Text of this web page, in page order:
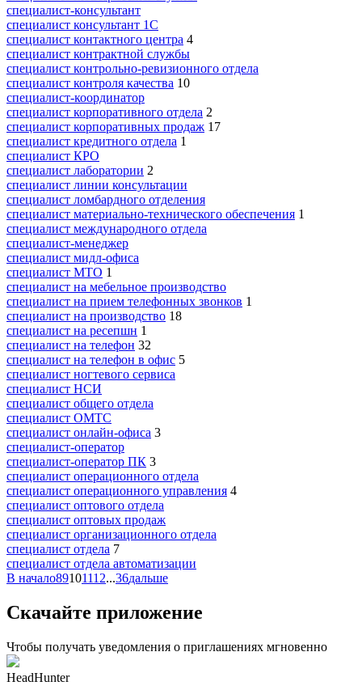
специалист-консультант
специалист консультант 1С
специалист контактного центра 4
специалист контрактной службы
специалист контрольно-ревизионного отдела
специалист контроля качества 10
специалист-координатор
специалист корпоративного отдела 2
специалист корпоративных продаж 17
специалист кредитного отдела 1
специалист КРО
специалист лаборатории 2
специалист линии консультации
специалист ломбардного отделения
специалист материально-технического обеспечения 1
специалист международного отдела
специалист-менеджер
специалист мидл-офиса
специалист МТО 1
специалист на мебельное производство
специалист на прием телефонных звонков 1
специалист на производство 18
специалист на ресепшн 1
специалист на телефон 32
специалист на телефон в офис 5
специалист ногтевого сервиса
специалист НСИ
специалист общего отдела
специалист ОМТС
специалист онлайн-офиса 3
специалист-оператор
специалист-оператор ПК 3
специалист операционного отдела
специалист операционного управления 4
специалист оптового отдела
специалист оптовых продаж
специалист организационного отдела
специалист отдела 7
специалист отдела автоматизации
В начало89101112...36дальше
Скачайте приложение
Чтобы получать уведомления о приглашениях мгновенно
HeadHunter